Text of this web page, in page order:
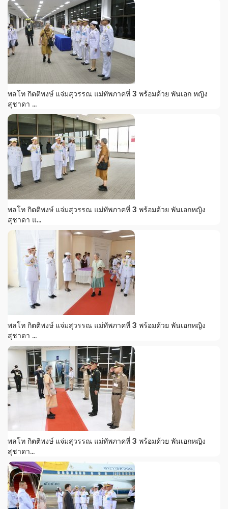
พลโท กิตติพงษ์ แจ่มสุวรรณ แม่ทัพภาคที่ 3 พร้อมด้วย พันเอก หญิง
สุชาดา ...
พลโท กิตติพงษ์ แจ่มสุวรรณ แม่ทัพภาคที่ 3 พร้อมด้วย พันเอกหญิง
สุชาดา แ...
พลโท กิตติพงษ์ แจ่มสุวรรณ แม่ทัพภาคที่ 3 พร้อมด้วย พันเอกหญิง
สุชาดา ...
พลโท กิตติพงษ์ แจ่มสุวรรณ แม่ทัพภาคที่ 3 พร้อมด้วย พันเอกหญิง
สุชาดา...